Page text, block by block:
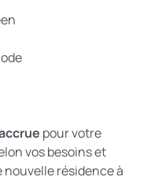
pour votre
vos besoins et
résidence à